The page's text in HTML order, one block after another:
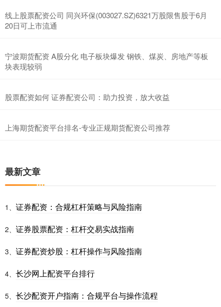
线上股票配资公司 同兴环保(003027.SZ)6321万股限售股于6月
20日可上市流通
宁波期货配资 A股分化 电子板块爆发 钢铁、煤炭、房地产等板
块表现较弱
股票配资如何 证券配资公司：助力投资，放大收益
上海期货配资平台排名-专业正规期货配资公司推荐
最新文章
1、 证券配资：合规杠杆策略与风险指南
2、 证券股票配资：杠杆交易实战指南
3、 证券配资炒股：杠杆操作与风险指南
4、 长沙网上配资平台排行
5、 长沙配资开户指南：合规平台与操作流程